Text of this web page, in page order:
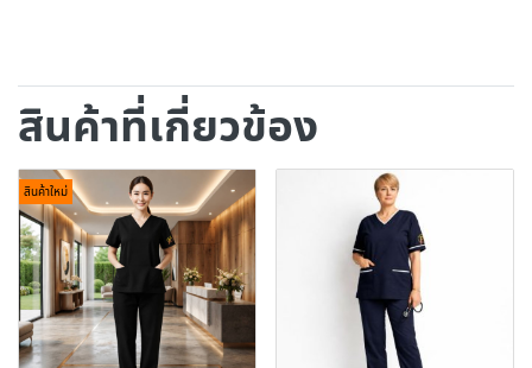
สินค้าที่เกี่ยวข้อง
สินค้าใหม่